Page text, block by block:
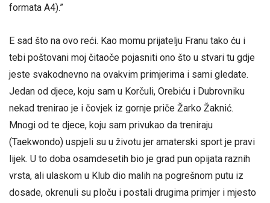
formata A4).”
E sad što na ovo reći. Kao momu prijatelju Franu tako ću i
tebi poštovani moj čitaoče pojasniti ono što u stvari tu gdje
jeste svakodnevno na ovakvim primjerima i sami gledate.
Jedan od djece, koju sam u Korčuli, Orebiću i Dubrovniku
nekad trenirao je i čovjek iz gornje priče Žarko Žaknić.
Mnogi od te djece, koju sam privukao da treniraju
(Taekwondo) uspjeli su u životu jer amaterski sport je pravi
lijek. U to doba osamdesetih bio je grad pun opijata raznih
vrsta, ali ulaskom u Klub dio malih na pogrešnom putu iz
dosade, okrenuli su ploču i postali drugima primjer i mjesto